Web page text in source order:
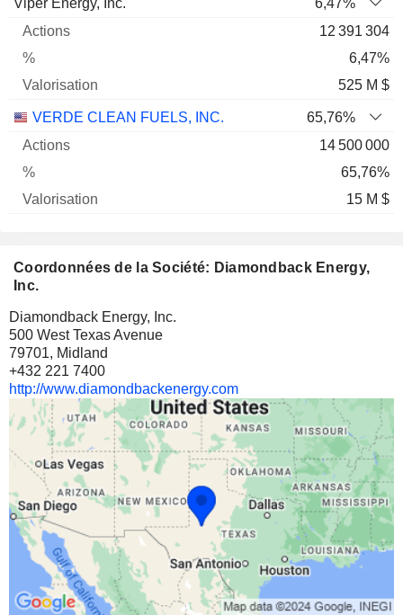
Viper Energy, Inc.
6,47%
12 391 304
6,47%
525 M $
VERDE CLEAN FUELS, INC.
65,76%
14 500 000
65,76%
15 M $
Coordonnées de la Société: Diamondback Energy,
Inc.
Diamondback Energy, Inc.
500 West Texas Avenue
79701, Midland
+432 221 7400
http://www.diamondbackenergy.com